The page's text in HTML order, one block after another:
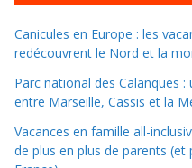
l
l
e
r
d
a
n
Canicules en Europe : les
redécouvrent le Nord et la
Parc national des Calanques
entre Marseille, Cassis et la
Vacances en famille all-
de plus en plus de parents